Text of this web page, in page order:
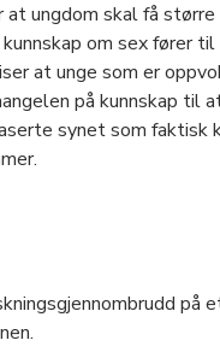
ungdom skal få
om sex fører
at unge som er
på kunnskap
synet som faktisk
på